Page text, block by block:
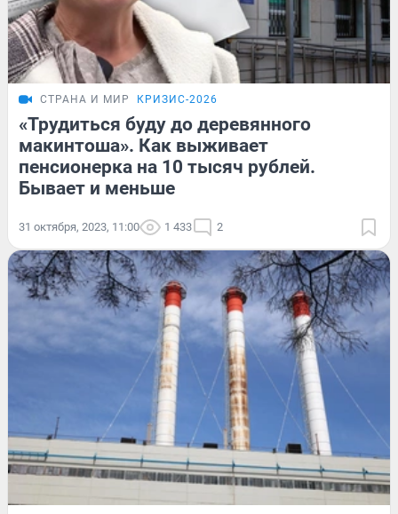
СТРАНА И МИР КРИЗИС-2026
«Трудиться буду до деревянного
макинтоша». Как выживает
пенсионерка на 10 тысяч рублей.
Бывает и меньше
31 октября, 2023, 11:00 1 433 2